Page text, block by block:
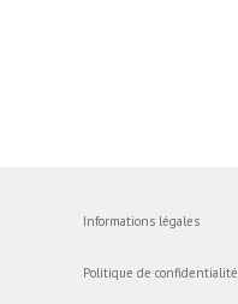
Informations légales
Politique de confidentialité